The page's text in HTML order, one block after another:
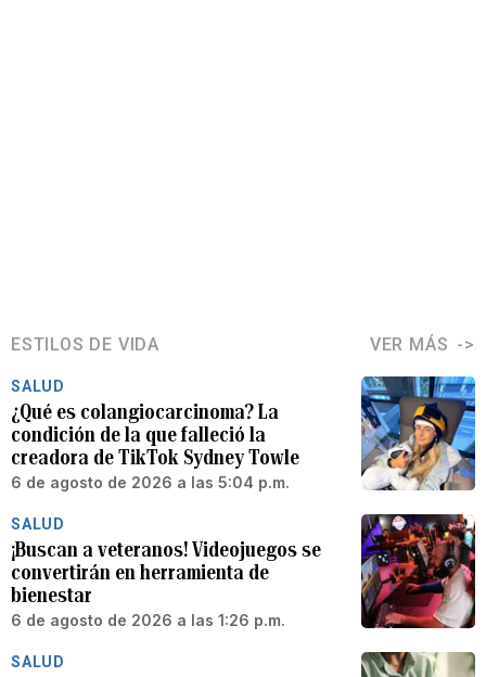
ESTILOS DE VIDA VER MÁS
SALUD
¿Qué es colangiocarcinoma? La
condición de la que falleció la
creadora de TikTok Sydney Towle
6 de agosto de 2026 a las 5:04 p.m.
SALUD
¡Buscan a veteranos! Videojuegos se
convertirán en herramienta de
bienestar
6 de agosto de 2026 a las 1:26 p.m.
SALUD